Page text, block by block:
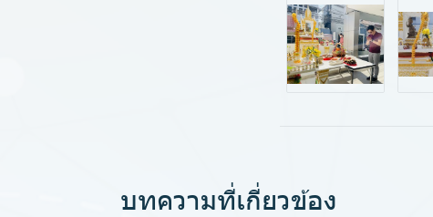
บทความที่เกี่ยวข้อง